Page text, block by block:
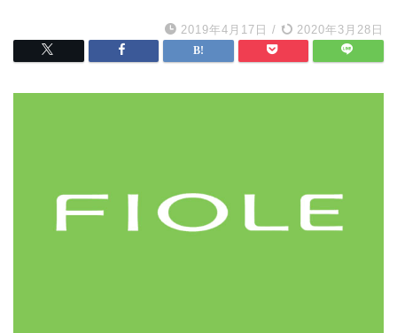
2019年4月17日 / 2020年3月28日